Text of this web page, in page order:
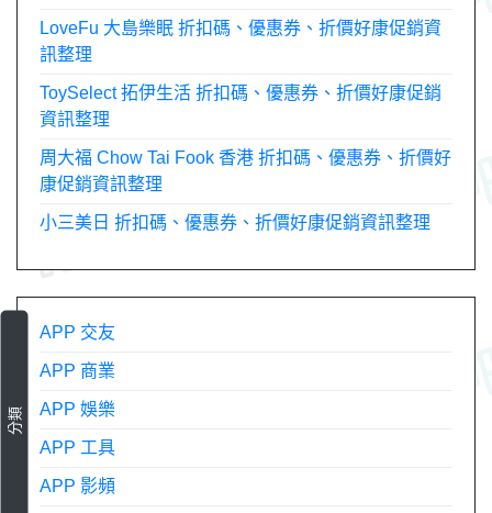
LoveFu 大島樂眠 折扣碼、優惠券、折價好康促銷資
訊整理
ToySelect 拓伊生活 折扣碼、優惠券、折價好康促銷
資訊整理
周大福 Chow Tai Fook 香港 折扣碼、優惠券、折價好
康促銷資訊整理
小三美日 折扣碼、優惠券、折價好康促銷資訊整理
分類
APP 交友
APP 商業
APP 娛樂
APP 工具
APP 影頻